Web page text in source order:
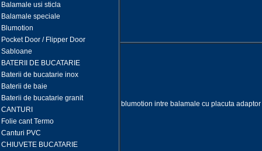
Balamale usi sticla
Balamale speciale
Blumotion
Pocket Door / Flipper Door
Sabloane
BATERII DE BUCATARIE
Baterii de bucatarie inox
Baterii de baie
Baterii de bucatarie granit
CANTURI
Folie cant Termo
Canturi PVC
CHIUVETE BUCATARIE
blumotion intre balamale cu placuta